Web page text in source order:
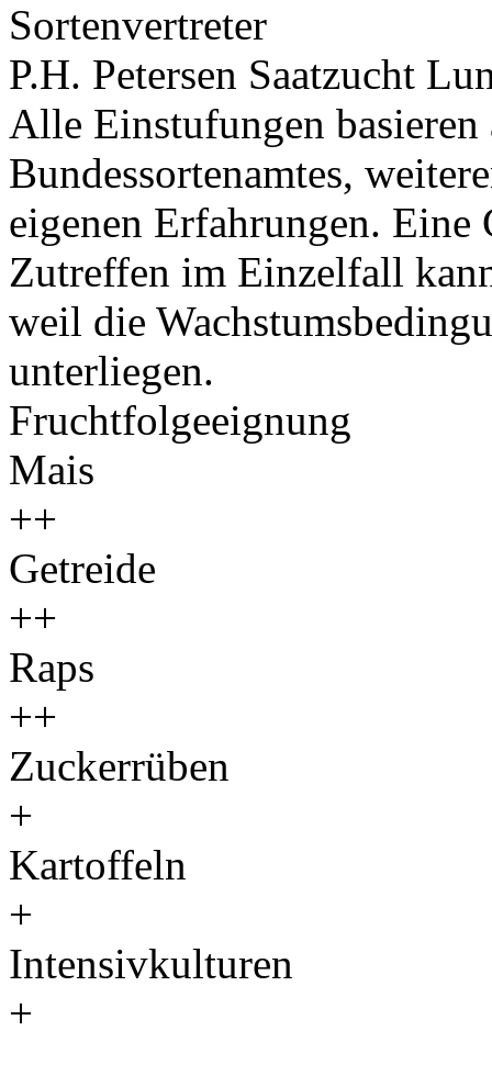
Sortenvertreter
P.H. Petersen Saatzucht
Alle Einstufungen basieren
Bundessortenamtes,
eigenen Erfahrungen.
Zutreffen im Einzelfall
weil die
unterliegen.
Fruchtfolgeeignung
Mais
++
Getreide
++
Raps
++
Zuckerrüben
+
Kartoffeln
+
Intensivkulturen
+